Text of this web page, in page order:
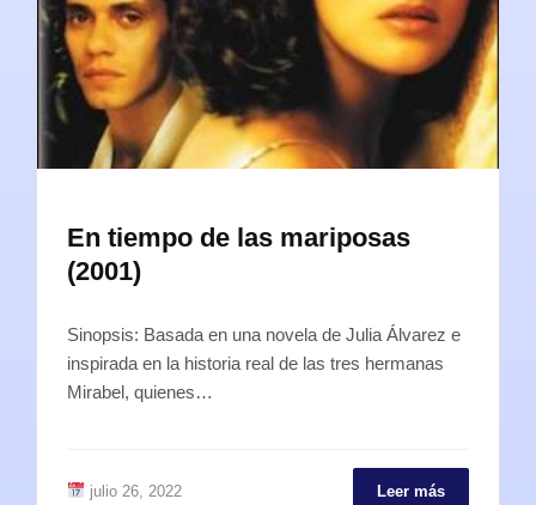
En tiempo de las mariposas
(2001)
Sinopsis: Basada en una novela de Julia Álvarez e
inspirada en la historia real de las tres hermanas
Mirabel, quienes…
julio 26, 2022 Leer más